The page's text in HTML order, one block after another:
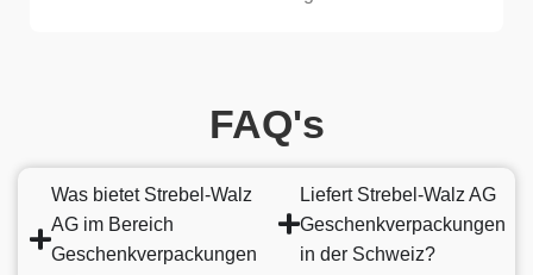
FAQ's
Was bietet Strebel-Walz
AG im Bereich
Geschenkverpackungen
Liefert Strebel-Walz AG
Geschenkverpackungen
in der Schweiz?